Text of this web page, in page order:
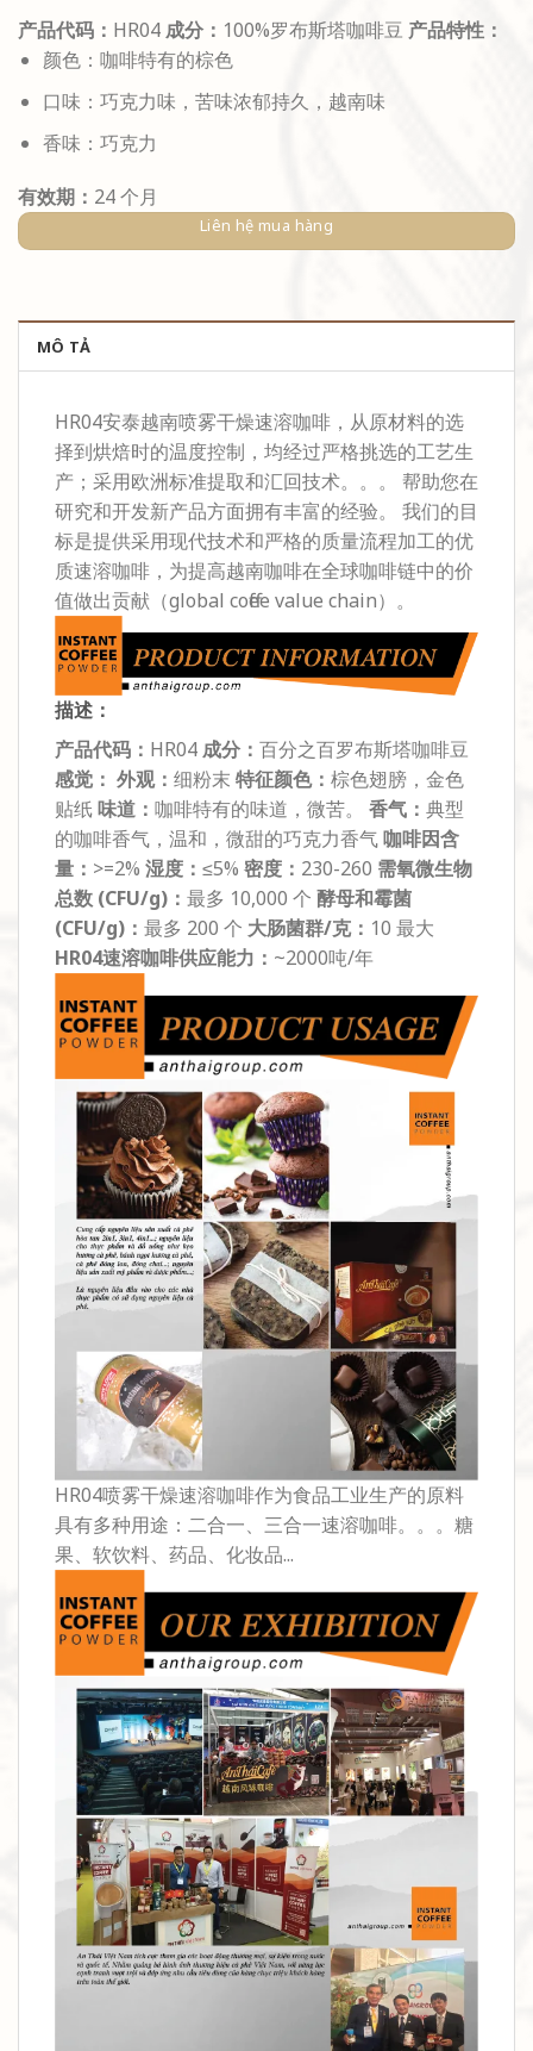
产品代码： HR04成分： 100%罗布斯塔咖啡豆 产品特性：
颜色：咖啡特有的棕色
口味：巧克力味，苦味浓郁持久，越南味
香味：巧克力
有效期： 24 个月
Liên hệ mua hàng
MÔ TẢ
HR04安泰越南喷雾干燥速溶咖啡，从原材料的选
择到烘焙时的温度控制，均经过严格挑选的工艺生
产；采用欧洲标准提取和汇回技术。。。 帮助您在
研究和开发新产品方面拥有丰富的经验。 我们的目
标是提供采用现代技术和严格的质量流程加工的优
质速溶咖啡，为提高越南咖啡在全球咖啡链中的价
值做出贡献（global coffee value chain）。
描述：
产品代码： HR04 成分： 百分之百罗布斯塔咖啡豆
感觉： 外观： 细粉末 特征颜色： 棕色翅膀，金色
贴纸味道： 咖啡特有的味道，微苦。 香气： 典型
的咖啡香气，温和，微甜的巧克力香气咖啡因含
量： >=2% 湿度： ≤5% 密度： 230-260 需氧微生物
总数 (CFU/g)： 最多 10,000 个 酵母和霉菌
(CFU/g)： 最多 200 个 大肠菌群/克： 10 最大
HR04速溶咖啡供应能力： ~2000吨/年
HR04喷雾干燥速溶咖啡作为食品工业生产的原料
具有多种用途：二合一、三合一速溶咖啡。。。糖
果、软饮料、药品、化妆品...